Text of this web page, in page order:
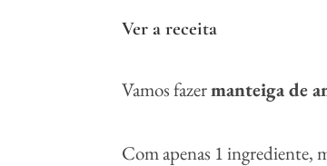
Ver a receita
Vamos fazermanteiga de
Com apenas 1 ingrediente,